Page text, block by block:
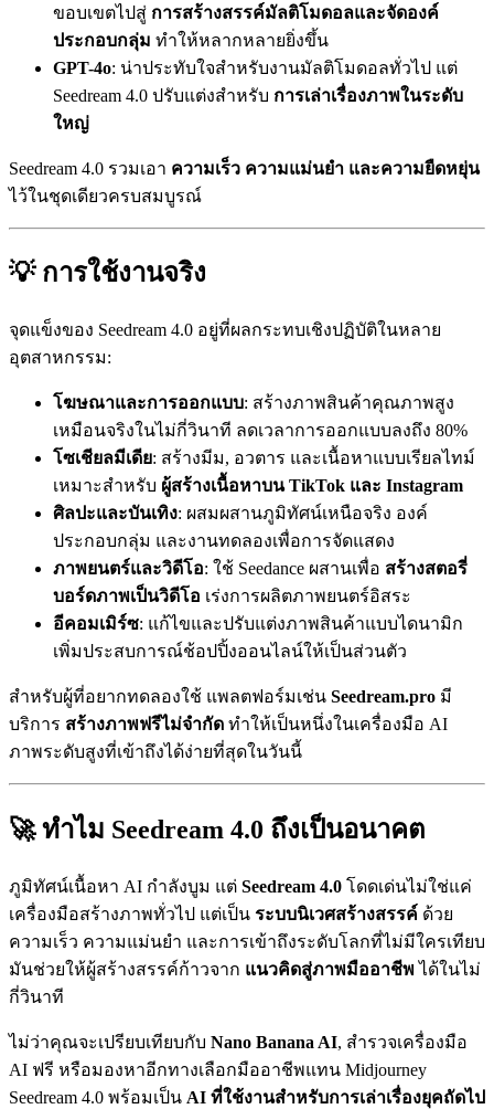
ขอบเขตไปสู่ การสร้างสรรค์มัลติโมดอลและจัดองค์
ประกอบกลุ่ม ทำให้หลากหลายยิ่งขึ้น
GPT-4o: น่าประทับใจสำหรับงานมัลติโมดอลทั่วไป แต่
Seedream 4.0 ปรับแต่งสำหรับ การเล่าเรื่องภาพในระดับ
ใหญ่
Seedream 4.0 รวมเอา ความเร็ว ความแม่นยำ และความยืดหยุ่น
ไว้ในชุดเดียวครบสมบูรณ์
💡 การใช้งานจริง
จุดแข็งของ Seedream 4.0 อยู่ที่ผลกระทบเชิงปฏิบัติในหลาย
อุตสาหกรรม:
โฆษณาและการออกแบบ: สร้างภาพสินค้าคุณภาพสูง
เหมือนจริงในไม่กี่วินาที ลดเวลาการออกแบบลงถึง 80%
โซเชียลมีเดีย: สร้างมีม, อวตาร และเนื้อหาแบบเรียลไทม์
เหมาะสำหรับ ผู้สร้างเนื้อหาบน TikTok และ Instagram
ศิลปะและบันเทิง: ผสมผสานภูมิทัศน์เหนือจริง องค์
ประกอบกลุ่ม และงานทดลองเพื่อการจัดแสดง
ภาพยนตร์และวิดีโอ: ใช้ Seedance ผสานเพื่อ สร้างสตอรี่
บอร์ดภาพเป็นวิดีโอ เร่งการผลิตภาพยนตร์อิสระ
อีคอมเมิร์ซ: แก้ไขและปรับแต่งภาพสินค้าแบบไดนามิก
เพิ่มประสบการณ์ช้อปปิ้งออนไลน์ให้เป็นส่วนตัว
สำหรับผู้ที่อยากทดลองใช้ แพลตฟอร์มเช่น Seedream.pro มี
บริการ สร้างภาพฟรีไม่จำกัด ทำให้เป็นหนึ่งในเครื่องมือ AI
ภาพระดับสูงที่เข้าถึงได้ง่ายที่สุดในวันนี้
🚀 ทำไม Seedream 4.0 ถึงเป็นอนาคต
ภูมิทัศน์เนื้อหา AI กำลังบูม แต่ Seedream 4.0 โดดเด่นไม่ใช่แค่
เครื่องมือสร้างภาพทั่วไป แต่เป็น ระบบนิเวศสร้างสรรค์ ด้วย
ความเร็ว ความแม่นยำ และการเข้าถึงระดับโลกที่ไม่มีใครเทียบ
มันช่วยให้ผู้สร้างสรรค์ก้าวจาก แนวคิดสู่ภาพมืออาชีพ ได้ในไม่
กี่วินาที
ไม่ว่าคุณจะเปรียบเทียบกับ Nano Banana AI, สำรวจเครื่องมือ
AI ฟรี หรือมองหาอีกทางเลือกมืออาชีพแทน Midjourney
Seedream 4.0 พร้อมเป็น AI ที่ใช้งานสำหรับการเล่าเรื่องยุคถัดไป